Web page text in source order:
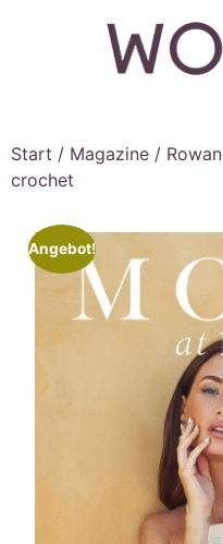
Start / Magazine / Rowan
crochet
Angebot!